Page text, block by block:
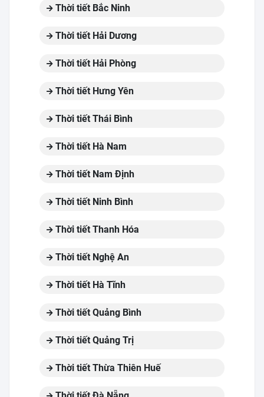
Thời tiết Bắc Ninh
Thời tiết Hải Dương
Thời tiết Hải Phòng
Thời tiết Hưng Yên
Thời tiết Thái Bình
Thời tiết Hà Nam
Thời tiết Nam Định
Thời tiết Ninh Bình
Thời tiết Thanh Hóa
Thời tiết Nghệ An
Thời tiết Hà Tĩnh
Thời tiết Quảng Bình
Thời tiết Quảng Trị
Thời tiết Thừa Thiên Huế